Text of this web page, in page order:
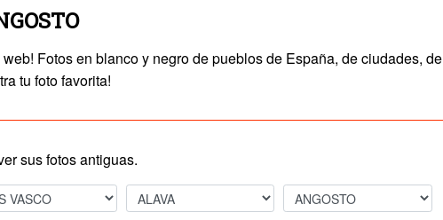
Fotos en blanco y negro de pueblos de España, de ciudades, de
tu foto favorita!
sus fotos antiguas.